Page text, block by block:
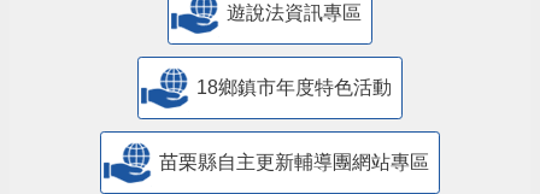
遊說法資訊專區
18鄉鎮市年度特色活動
苗栗縣自主更新輔導團網站專區